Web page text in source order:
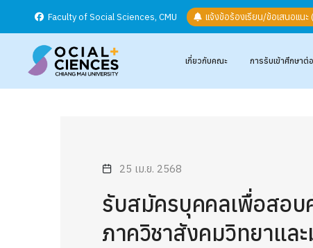
Faculty of Social Sciences, CMU แจ้งข้อร้องเรียน/ข้อเสนอแนะ
เกี่ยวกับคณะ การรับเข้าศึกษาต่อ
25 เม.ย. 2568
รับสมัครบุคคลเพื่อสอบ
ภาควิชาสังคมวิทยาแ